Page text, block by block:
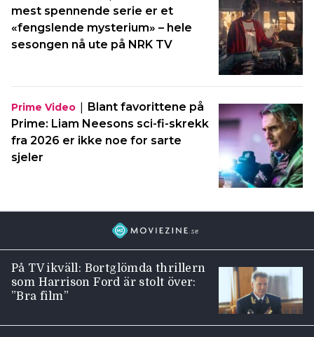
mest spennende serie er et
«fengslende mysterium» – hele
sesongen nå ute på NRK TV
Prime Video | Blant favorittene på
Prime: Liam Neesons sci-fi-skrekk
fra 2026 er ikke noe for sarte
sjeler
På TV ikväll: Bortglömda thrillern
som Harrison Ford är stolt över:
”Bra film”